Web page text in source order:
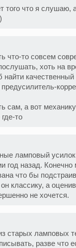
того что я слушаю,
что-то совсем
хоть на
найти
сам, а вот
то
ламповый
год назад. Конечно
что бы
классику, а
не хочется.
старых ламповых
разве что